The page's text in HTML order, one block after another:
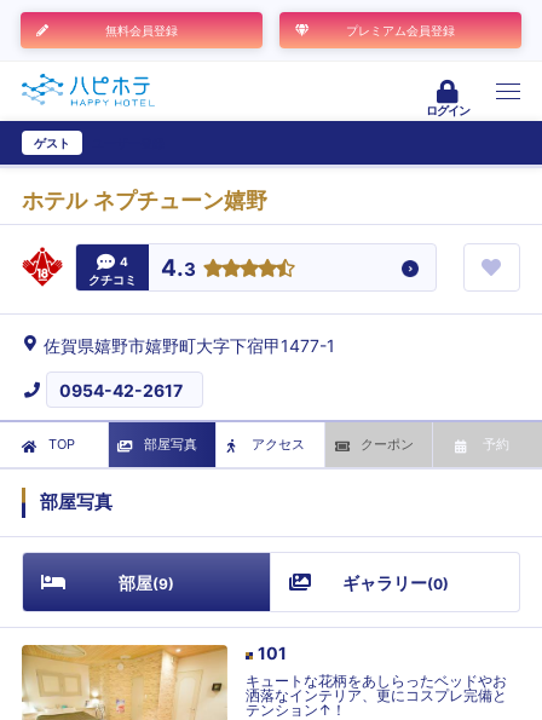
無料会員登録 プレミアム会員登録
ログイン
ゲスト
ホテル ネプチューン嬉野
4
クチコミ
4.3
佐賀県嬉野市嬉野町大字下宿甲1477-1
0954-42-2617
TOP 部屋写真 アクセス クーポン 予約
部屋写真
部屋(9) ギャラリー(0)
101
キュートな花柄をあしらったベッドやお
洒落なインテリア、更にコスプレ完備と
テンション↑！